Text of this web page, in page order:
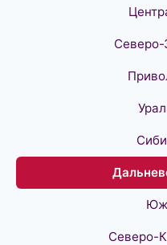
Северо-